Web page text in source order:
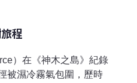
程
）在《神木之島》紀錄
被濕冷霧氣包圍，歷時